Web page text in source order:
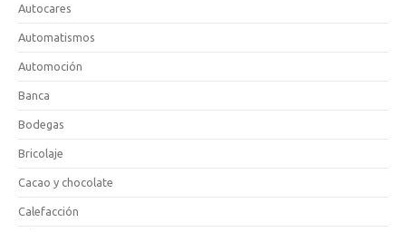
Autocares
Automatismos
Automoción
Banca
Bodegas
Bricolaje
Cacao y chocolate
Calefacción